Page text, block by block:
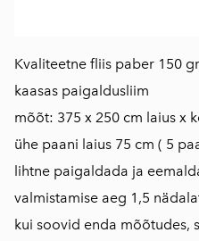
Kvaliteetne fliis paber 150
kaasas paigaldusliim
mõõt: 375 x 250 cm laius x
ühe paani laius 75 cm ( 5
lihtne paigaldada ja
valmistamise aeg 1,5
kui soovid enda mõõtudes,